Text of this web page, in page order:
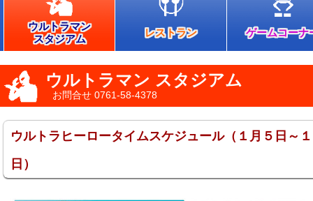
ウルトラマン
スタジアム
レストラン ゲームコーナ
ウルトラマン スタジアム
お問合せ 0761-58-4378
ウルトラヒーロータイムスケジュール（１月５日～
日）